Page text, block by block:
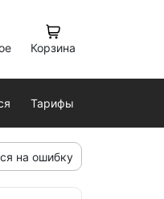
Корзина
Тарифы
на ошибку